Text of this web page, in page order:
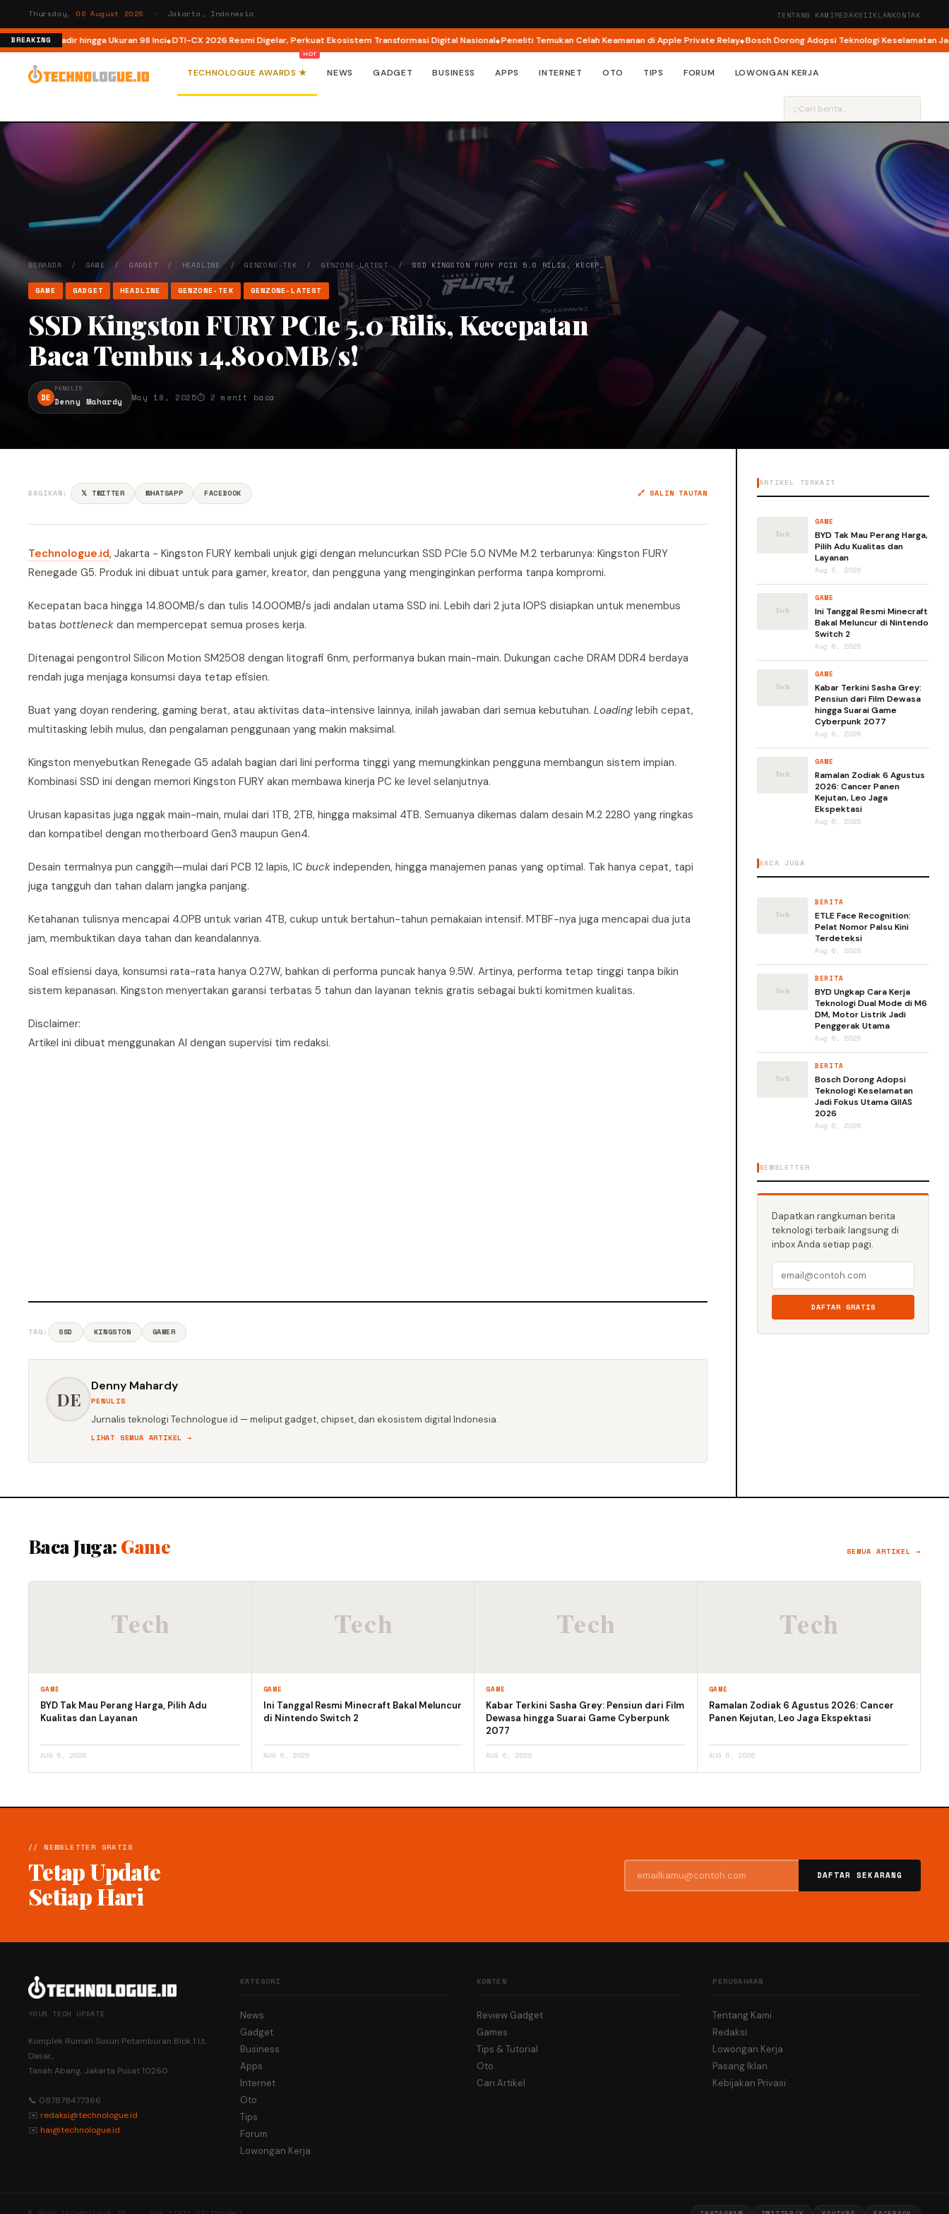
Thursday, 06 August 2026 · Jakarta, Indonesia TENTANG KAMIREDAKSIIKLANKONTAK
BREAKING
Kini Hadir hingga Ukuran 98 Inci DTI-CX 2026 Resmi Digelar, Perkuat Ekosistem Transformasi Digital Nasional Peneliti Temukan Celah Keamanan di Apple Private Relay Bosch Dorong Adopsi Teknologi Keselamatan Jadi
TECHNOLOGUE AWARDS ★ NEWS GADGET BUSINESS APPS INTERNET OTO TIPS FORUM LOWONGAN KERJA
⌕
BERANDA / GAME / GADGET / HEADLINE /GENZONE-TEK / GENZONE-LATEST /SSD KINGSTON FURY PCIE 5.0 RILIS, KECEP…
GAME GADGET HEADLINE GENZONE-TEK GENZONE-LATEST
SSD Kingston FURY PCIe 5.0 Rilis, Kecepatan
Baca Tembus 14.800MB/s!
DE
PENULIS
Denny Mahardy May 18, 2025⏱ 2 menit baca
BAGIKAN: 𝕏 TWITTER WHATSAPP FACEBOOK 🔗 SALIN TAUTAN
Technologue.id, Jakarta - Kingston FURY kembali unjuk gigi dengan meluncurkan SSD PCIe 5.0 NVMe M.2 terbarunya: Kingston FURY
Renegade G5. Produk ini dibuat untuk para gamer, kreator, dan pengguna yang menginginkan performa tanpa kompromi.
Kecepatan baca hingga 14.800MB/s dan tulis 14.000MB/s jadi andalan utama SSD ini. Lebih dari 2 juta IOPS disiapkan untuk menembus
batas bottleneck dan mempercepat semua proses kerja.
Ditenagai pengontrol Silicon Motion SM2508 dengan litografi 6nm, performanya bukan main-main. Dukungan cache DRAM DDR4 berdaya
rendah juga menjaga konsumsi daya tetap efisien.
Buat yang doyan rendering, gaming berat, atau aktivitas data-intensive lainnya, inilah jawaban dari semua kebutuhan. Loadinglebih cepat,
multitasking lebih mulus, dan pengalaman penggunaan yang makin maksimal.
Kingston menyebutkan Renegade G5 adalah bagian dari lini performa tinggi yang memungkinkan pengguna membangun sistem impian.
Kombinasi SSD ini dengan memori Kingston FURY akan membawa kinerja PC ke level selanjutnya.
Urusan kapasitas juga nggak main-main, mulai dari 1TB, 2TB, hingga maksimal 4TB. Semuanya dikemas dalam desain M.2 2280 yang ringkas
dan kompatibel dengan motherboard Gen3 maupun Gen4.
Desain termalnya pun canggih—mulai dari PCB 12 lapis, IC buck independen, hingga manajemen panas yang optimal. Tak hanya cepat, tapi
juga tangguh dan tahan dalam jangka panjang.
Ketahanan tulisnya mencapai 4.0PB untuk varian 4TB, cukup untuk bertahun-tahun pemakaian intensif. MTBF-nya juga mencapai dua juta
jam, membuktikan daya tahan dan keandalannya.
Soal efisiensi daya, konsumsi rata-rata hanya 0.27W, bahkan di performa puncak hanya 9.5W. Artinya, performa tetap tinggi tanpa bikin
sistem kepanasan. Kingston menyertakan garansi terbatas 5 tahun dan layanan teknis gratis sebagai bukti komitmen kualitas.
Disclaimer:
Artikel ini dibuat menggunakan AI dengan supervisi tim redaksi.
TAG: SSD KINGSTON GAMER
DE
Denny Mahardy
PENULIS
Jurnalis teknologi Technologue.id — meliput gadget, chipset, dan ekosistem digital Indonesia.
LIHAT SEMUA ARTIKEL →
ARTIKEL TERKAIT
GAME
BYD Tak Mau Perang Harga,
Pilih Adu Kualitas dan
Layanan
Aug 5, 2026
GAME
Ini Tanggal Resmi Minecraft
Bakal Meluncur di Nintendo
Switch 2
Aug 6, 2026
GAME
Kabar Terkini Sasha Grey:
Pensiun dari Film Dewasa
hingga Suarai Game
Cyberpunk 2077
Aug 6, 2026
GAME
Ramalan Zodiak 6 Agustus
2026: Cancer Panen
Kejutan, Leo Jaga
Ekspektasi
Aug 6, 2026
BACA JUGA
BERITA
ETLE Face Recognition:
Pelat Nomor Palsu Kini
Terdeteksi
Aug 6, 2026
BERITA
BYD Ungkap Cara Kerja
Teknologi Dual Mode di M6
DM, Motor Listrik Jadi
Penggerak Utama
Aug 6, 2026
BERITA
Bosch Dorong Adopsi
Teknologi Keselamatan
Jadi Fokus Utama GIIAS
2026
Aug 6, 2026
NEWSLETTER
Dapatkan rangkuman berita
teknologi terbaik langsung di
inbox Anda setiap pagi.
DAFTAR GRATIS
Baca Juga: Game SEMUA ARTIKEL →
GAME
BYD Tak Mau Perang Harga, Pilih Adu
Kualitas dan Layanan
AUG 5, 2026
GAME
Ini Tanggal Resmi Minecraft Bakal Meluncur
di Nintendo Switch 2
AUG 6, 2026
GAME
Kabar Terkini Sasha Grey: Pensiun dari Film
Dewasa hingga Suarai Game Cyberpunk
2077
AUG 6, 2026
GAME
Ramalan Zodiak 6 Agustus 2026: Cancer
Panen Kejutan, Leo Jaga Ekspektasi
AUG 6, 2026
// NEWSLETTER GRATIS
Tetap Update
Setiap Hari
DAFTAR SEKARANG
YOUR TECH UPDATE
Komplek Rumah Susun Petamburan Blok 1 Lt.
Dasar,
Tanah Abang, Jakarta Pusat 10260
📞 087878477366
✉️ redaksi@technologue.id
✉️ hai@technologue.id
KATEGORI
News
Gadget
Business
Apps
Internet
Oto
Tips
Forum
Lowongan Kerja
KONTEN
Review Gadget
Games
Tips & Tutorial
Oto
Cari Artikel
PERUSAHAAN
Tentang Kami
Redaksi
Lowongan Kerja
Pasang Iklan
Kebijakan Privasi